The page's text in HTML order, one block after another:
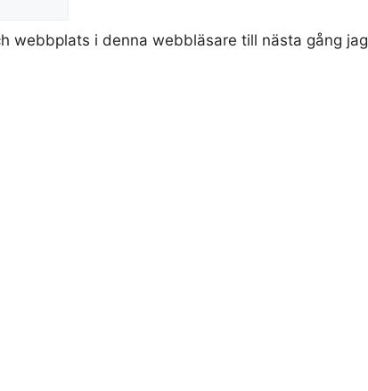
webbplats i denna webbläsare till nästa gång jag